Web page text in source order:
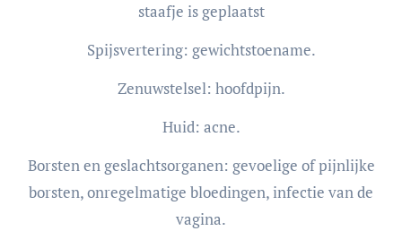
staafje is geplaatst
Spijsvertering: gewichtstoename.
Zenuwstelsel: hoofdpijn.
Huid: acne.
Borsten en geslachtsorganen: gevoelige of pijnlijke
borsten, onregelmatige bloedingen, infectie van de
vagina.